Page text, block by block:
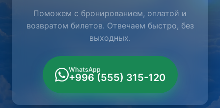
Поможем с бронированием, оплатой и
возвратом билетов. Отвечаем быстро, без
выходных.
WhatsApp
+996 (555) 315-120